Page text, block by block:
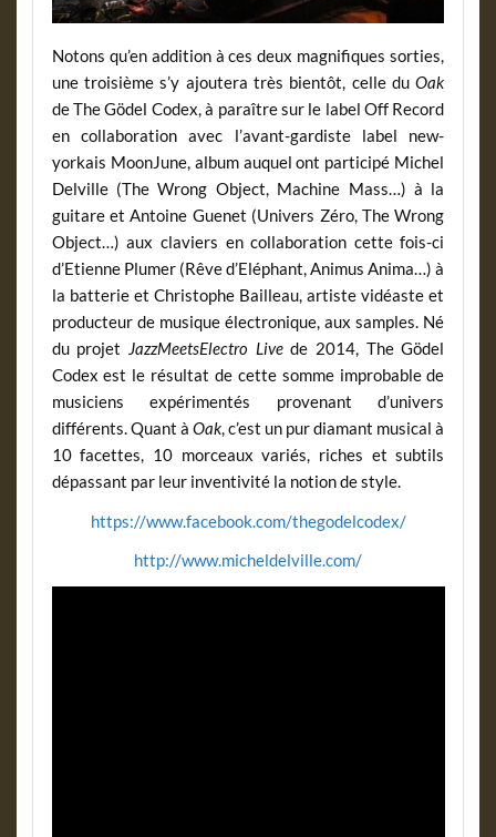
Notons qu’en addition à ces deux magnifiques sorties,
une troisième s’y ajoutera très bientôt, celle duOak
de The Gödel Codex, à paraître sur le label Off Record
en collaboration avec l’avant-gardiste label new-
yorkais MoonJune, album auquel ont participé Michel
Delville (The Wrong Object, Machine Mass…) à la
guitare et Antoine Guenet (Univers Zéro, The Wrong
Object…) aux claviers en collaboration cette fois-ci
d’Etienne Plumer (Rêve d’Eléphant, Animus Anima…) à
la batterie et Christophe Bailleau, artiste vidéaste et
producteur de musique électronique, aux samples. Né
du projet JazzMeetsElectro Livede 2014, The Gödel
Codex est le résultat de cette somme improbable de
musiciens expérimentés provenant d’univers
différents. Quant à Oak, c’est un pur diamant musical à
10 facettes, 10 morceaux variés, riches et subtils
dépassant par leur inventivité la notion de style.
https://www.facebook.com/thegodelcodex/
http://www.micheldelville.com/